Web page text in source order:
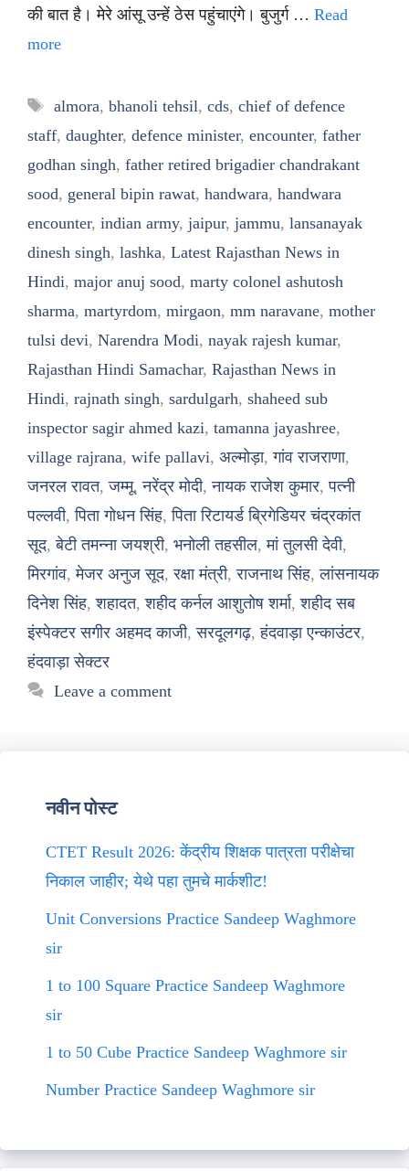
की बात है। मेरे आंसू उन्हें ठेस पहुंचाएंगे। बुजुर्ग … Read
more
Tags
almora, bhanoli tehsil, cds, chief of defence
staff, daughter, defence minister, encounter, father
godhan singh, father retired brigadier chandrakant
sood, general bipin rawat, handwara, handwara
encounter, indian army, jaipur, jammu, lansanayak
dinesh singh, lashka, Latest Rajasthan News in
Hindi, major anuj sood, marty colonel ashutosh
sharma, martyrdom, mirgaon, mm naravane, mother
tulsi devi, Narendra Modi, nayak rajesh kumar,
Rajasthan Hindi Samachar, Rajasthan News in
Hindi, rajnath singh, sardulgarh, shaheed sub
inspector sagir ahmed kazi, tamanna jayashree,
village rajrana, wife pallavi, अल्मोड़ा,गांव राजराणा,
जनरल रावत,जम्मू,नरेंद्र मोदी,नायक राजेश कुमार,पत्नी
पल्लवी,पिता गोधन सिंह,पिता रिटायर्ड ब्रिगेडियर चंद्रकांत
सूद,बेटी तमन्ना जयश्री, भनोली तहसील,मां तुलसी देवी,
मिरगांव,मेजर अनुज सूद,रक्षा मंत्री,राजनाथ सिंह,लांसनायक
दिनेश सिंह,शहादत,शहीद कर्नल आशुतोष शर्मा,शहीद सब
इंस्पेक्टर सगीर अहमद काजी,सरदूलगढ़,हंदवाड़ा एन्काउंटर,
हंदवाड़ा सेक्टर
Leave a comment
नवीन पोस्ट
CTET Result 2026: केंद्रीय शिक्षक पात्रता परीक्षेचा
निकाल जाहीर; येथे पहा तुमचे मार्कशीट!
Unit Conversions Practice Sandeep Waghmore
sir
1 to 100 Square Practice Sandeep Waghmore
sir
1 to 50 Cube Practice Sandeep Waghmore sir
Number Practice Sandeep Waghmore sir